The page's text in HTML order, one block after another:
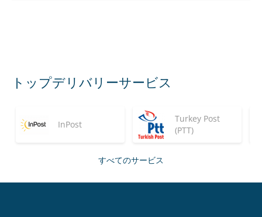
トップデリバリーサービス
InPost
Turkey Post
(PTT)
すべてのサービス